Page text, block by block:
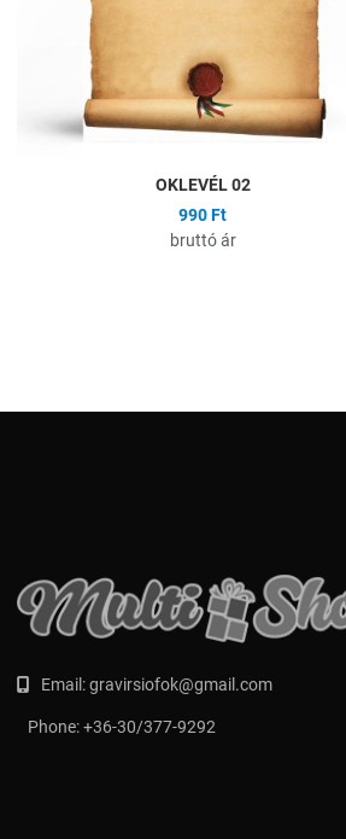
OKLEVÉL 02
990 Ft
bruttó ár
Email:gravirsiofok@gmail.com
Phone:+36-30/377-9292